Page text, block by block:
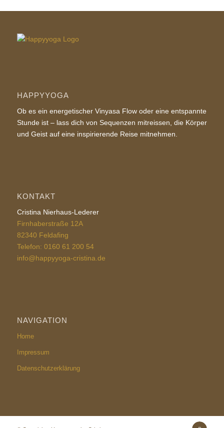
HAPPYYOGA
Ob es ein energetischer Vinyasa Flow oder eine entspannte
Stunde ist – lass dich von Sequenzen mitreissen, die Körper
und Geist auf eine inspirierende Reise mitnehmen.
KONTAKT
Cristina Nierhaus-Lederer
Firnhaberstraße 12A
82340 Feldafing
Telefon: 0160 61 200 54
info@happyyoga-cristina.de
NAVIGATION
Home
Impressum
Datenschutzerklärung